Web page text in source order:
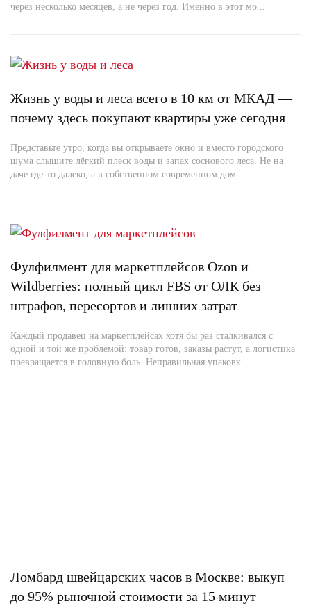
через несколько месяцев, а не через год. Именно в этот мо...
Жизнь у воды и леса всего в 10 км от МКАД —
почему здесь покупают квартиры уже сегодня
Представьте утро, когда вы открываете окно и вместо городского
шума слышите лёгкий плеск воды и запах соснового леса. Не на
даче где-то далеко, а в собственном современном дом...
Фулфилмент для маркетплейсов Ozon и
Wildberries: полный цикл FBS от ОЛК без
штрафов, пересортов и лишних затрат
Каждый продавец на маркетплейсах хотя бы раз сталкивался с
одной и той же проблемой: товар готов, заказы растут, а логистика
превращается в головную боль. Неправильная упаковк...
Ломбард швейцарских часов в Москве: выкуп
до 95% рыночной стоимости за 15 минут